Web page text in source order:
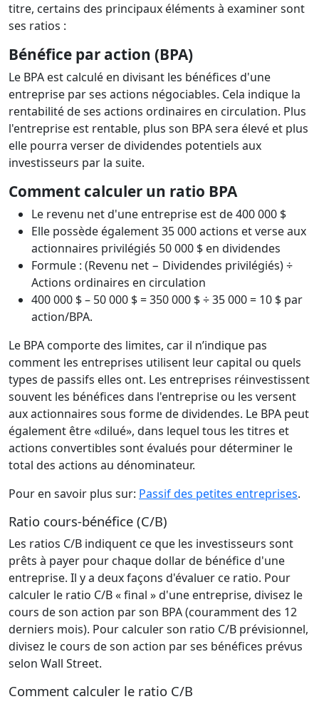
titre, certains des principaux éléments à examiner sont
ses ratios :
Bénéfice par action (BPA)
Le BPA est calculé en divisant les bénéfices d'une
entreprise par ses actions négociables. Cela indique la
rentabilité de ses actions ordinaires en circulation. Plus
l'entreprise est rentable, plus son BPA sera élevé et plus
elle pourra verser de dividendes potentiels aux
investisseurs par la suite.
Comment calculer un ratio BPA
Le revenu net d'une entreprise est de 400 000 $
Elle possède également 35 000 actions et verse aux
actionnaires privilégiés 50 000 $ en dividendes
Formule : (Revenu net − Dividendes privilégiés) ÷
Actions ordinaires en circulation
400 000 $ – 50 000 $ = 350 000 $ ÷ 35 000 = 10 $ par
action/BPA.
Le BPA comporte des limites, car il n’indique pas
comment les entreprises utilisent leur capital ou quels
types de passifs elles ont. Les entreprises réinvestissent
souvent les bénéfices dans l'entreprise ou les versent
aux actionnaires sous forme de dividendes. Le BPA peut
également être «dilué», dans lequel tous les titres et
actions convertibles sont évalués pour déterminer le
total des actions au dénominateur.
Pour en savoir plus sur: Passif des petites entreprises.
Ratio cours-bénéfice (C/B)
Les ratios C/B indiquent ce que les investisseurs sont
prêts à payer pour chaque dollar de bénéfice d'une
entreprise. Il y a deux façons d'évaluer ce ratio. Pour
calculer le ratio C/B « final » d'une entreprise, divisez le
cours de son action par son BPA (couramment des 12
derniers mois). Pour calculer son ratio C/B prévisionnel,
divisez le cours de son action par ses bénéfices prévus
selon Wall Street.
Comment calculer le ratio C/B